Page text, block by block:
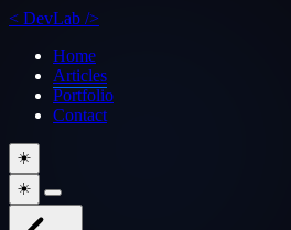
< DevLab />
Home
Articles
Portfolio
Contact
☀️
☀️